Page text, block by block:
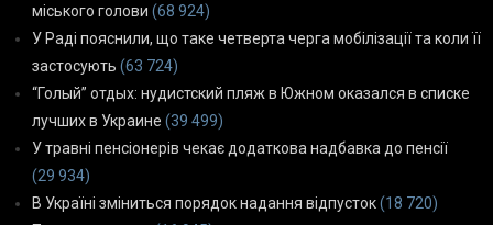
міського голови (68 924)
У Раді пояснили, що таке четверта черга мобілізації та коли її
застосують (63 724)
“Голый” отдых: нудистский пляж в Южном оказался в списке
лучших в Украине (39 499)
У травні пенсіонерів чекає додаткова надбавка до пенсії
(29 934)
В Україні зміниться порядок надання відпусток(18 720)